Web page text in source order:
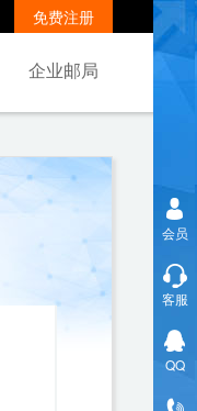
免费注册
企业邮局
会员
客服
QQ